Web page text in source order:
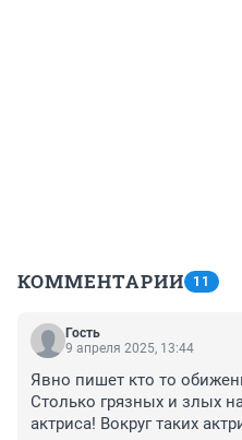
КОММЕНТАРИИ 11
Гость
9 апреля 2025, 13:44
Явно пишет кто то
Столько грязных и злых
актриса! Вокруг таких